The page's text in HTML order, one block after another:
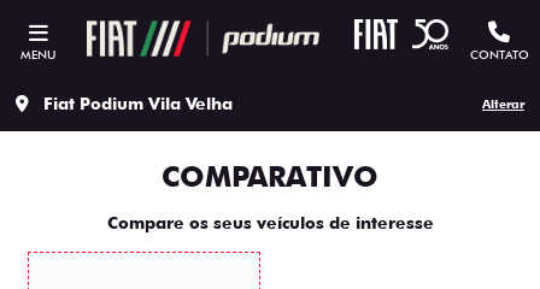
MENU CONTATO
Fiat Podium Vila Velha Alterar
COMPARATIVO
Compare os seus veículos de interesse